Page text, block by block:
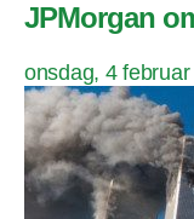
JPMorgan
onsdag, 4